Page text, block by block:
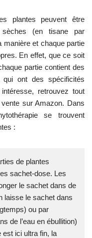
plantes peuvent être
(en tisane par
manière et chaque partie
En effet, que ce soit
partie contient des
qui ont des spécificités
retrouvez tout
sur Amazon. Dans
se trouvent
:
de plantes
sachet-dose. Les
le sachet dans de
laisse le sachet dans
ou par
de l’eau en ébullition)
est ici ultra fin, la